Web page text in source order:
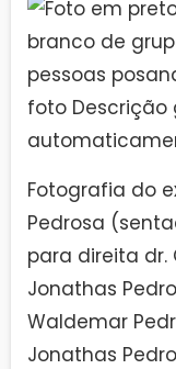
Fotografia do
Pedrosa
para direita dr.
Jonathas
Waldemar
Jonathas